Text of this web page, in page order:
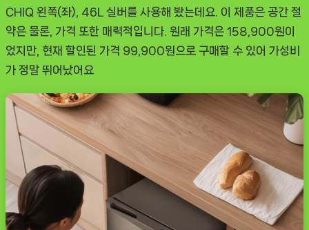
CHIQ 왼쪽(좌), 46L 실버를 사용해 봤는데요. 이 제품은 공간 절
약은 물론, 가격 또한 매력적입니다. 원래 가격은 158,900원이
었지만, 현재 할인된 가격 99,900원으로 구매할 수 있어 가성비
가 정말 뛰어났어요